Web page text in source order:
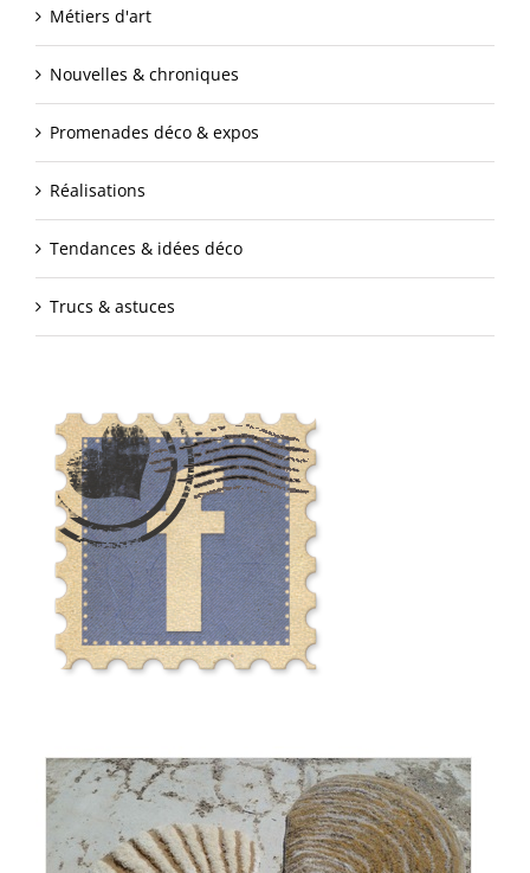
Métiers d'art
Nouvelles & chroniques
Promenades déco & expos
Réalisations
Tendances & idées déco
Trucs & astuces